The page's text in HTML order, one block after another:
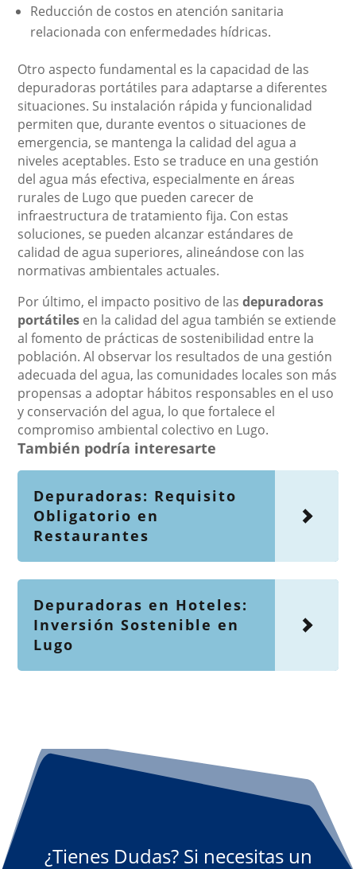
Reducción de costos en atención sanitaria
relacionada con enfermedades hídricas.
Otro aspecto fundamental es la capacidad de las
depuradoras portátiles para adaptarse a diferentes
situaciones. Su instalación rápida y funcionalidad
permiten que, durante eventos o situaciones de
emergencia, se mantenga la calidad del agua a
niveles aceptables. Esto se traduce en una gestión
del agua más efectiva, especialmente en áreas
rurales de Lugo que pueden carecer de
infraestructura de tratamiento fija. Con estas
soluciones, se pueden alcanzar estándares de
calidad de agua superiores, alineándose con las
normativas ambientales actuales.
Por último, el impacto positivo de lasdepuradoras
portátiles en la calidad del agua también se extiende
al fomento de prácticas de sostenibilidad entre la
población. Al observar los resultados de una gestión
adecuada del agua, las comunidades locales son más
propensas a adoptar hábitos responsables en el uso
y conservación del agua, lo que fortalece el
compromiso ambiental colectivo en Lugo.
También podría interesarte
Depuradoras: Requisito
Obligatorio en
Restaurantes
Depuradoras en Hoteles:
Inversión Sostenible en
Lugo
¿Tienes Dudas? Si necesitas un